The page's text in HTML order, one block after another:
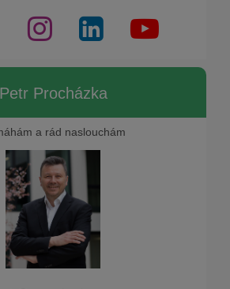
Petr Procházka
a rád naslouchám